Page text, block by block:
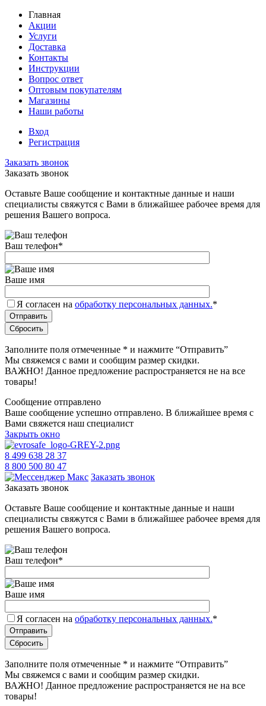
Главная
Акции
Услуги
Доставка
Контакты
Инструкции
Вопрос ответ
Оптовым покупателям
Магазины
Наши работы
Вход
Регистрация
Заказать звонок
Заказать звонок
Оставьте Ваше сообщение и контактные данные и наши
специалисты свяжутся с Вами в ближайшее рабочее время для
решения Вашего вопроса.
Ваш телефон*
Ваше имя
Я согласен на обработку персональных данных.*
Заполните поля отмеченные * и нажмите “Отправить”
Мы свяжемся с вами и сообщим размер скидки.
ВАЖНО! Данное предложение распространяется не на все
товары!
Сообщение отправлено
Ваше сообщение успешно отправлено. В ближайшее время с
Вами свяжется наш специалист
Закрыть окно
8 499 638 28 37
8 800 500 80 47
Заказать звонок
Заказать звонок
Оставьте Ваше сообщение и контактные данные и наши
специалисты свяжутся с Вами в ближайшее рабочее время для
решения Вашего вопроса.
Ваш телефон*
Ваше имя
Я согласен на обработку персональных данных.*
Заполните поля отмеченные * и нажмите “Отправить”
Мы свяжемся с вами и сообщим размер скидки.
ВАЖНО! Данное предложение распространяется не на все
товары!